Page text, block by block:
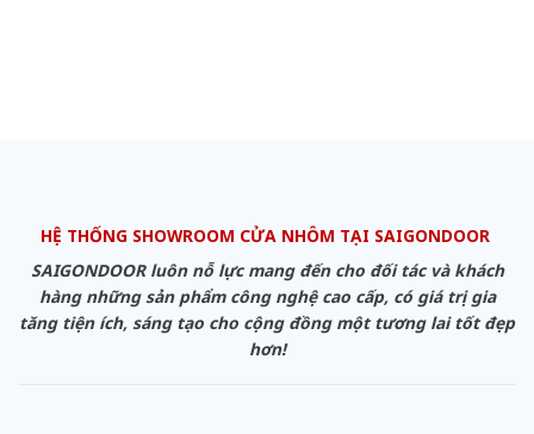
HỆ THỐNG SHOWROOM CỬA NHÔM TẠI SAIGONDOOR
SAIGONDOOR luôn nỗ lực mang đến cho đối tác và khách
hàng những sản phẩm công nghệ cao cấp, có giá trị gia
tăng tiện ích, sáng tạo cho cộng đồng một tương lai tốt đẹp
hơn!